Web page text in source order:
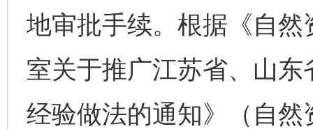
地审批手续。根据《自
室关于推广江苏省、山
经验做法的通知》（自